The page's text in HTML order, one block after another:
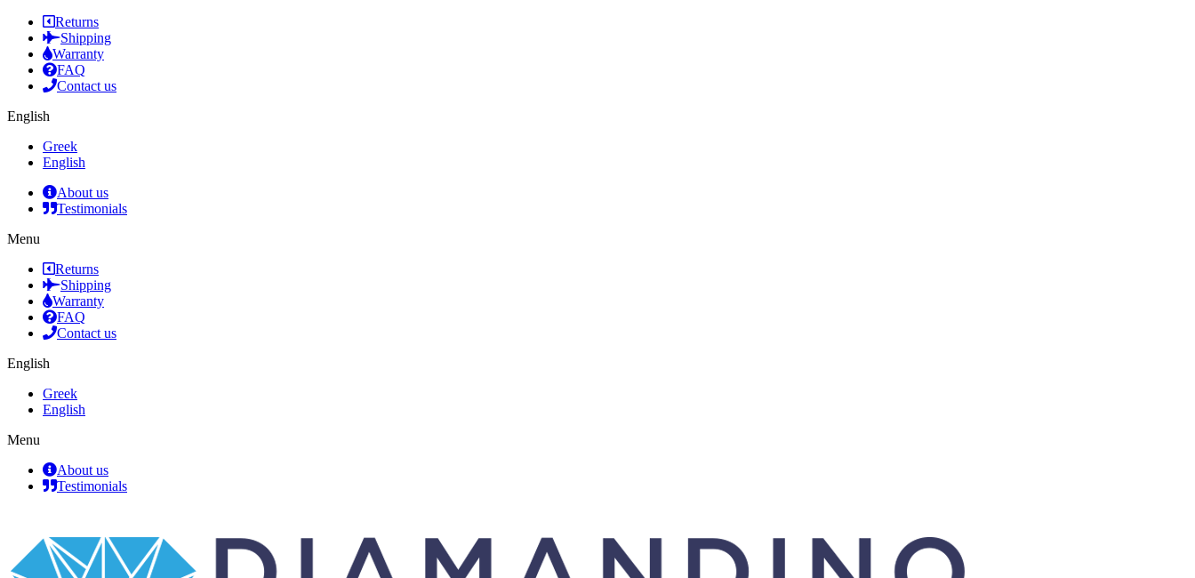
Returns
Shipping
Warranty
FAQ
Contact us
English
Greek
English
About us
Testimonials
Menu
Returns
Shipping
Warranty
FAQ
Contact us
English
Greek
English
Menu
About us
Testimonials